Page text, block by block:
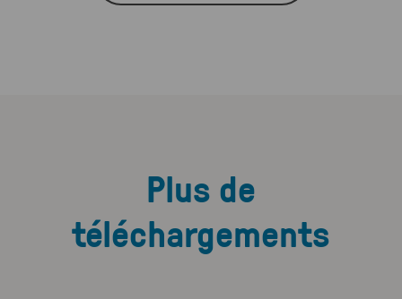
Plus de
téléchargements